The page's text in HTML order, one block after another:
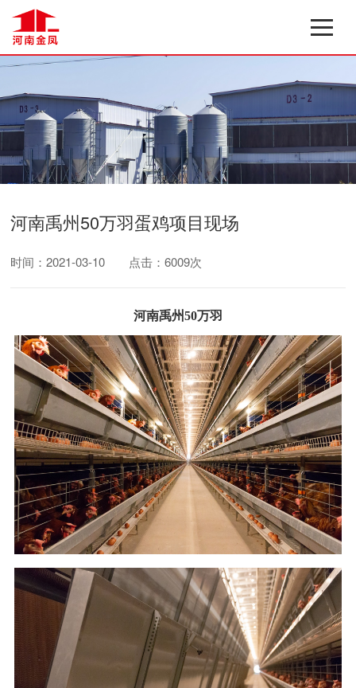
河南禹州50万羽蛋鸡项目现场
时间：2021-03-10 点击：6009次
河南禹州50万羽